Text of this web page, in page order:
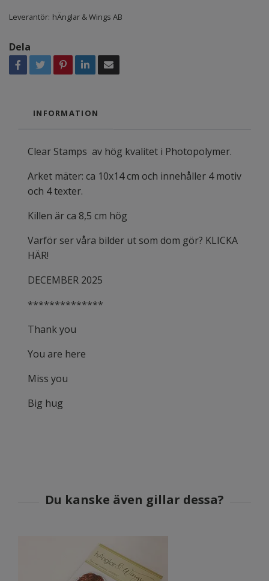
Leverantör: hÄnglar & Wings AB
Dela
INFORMATION
Clear Stamps av hög kvalitet i Photopolymer.
Arket mäter: ca 10x14 cm och innehåller 4 motiv
och 4 texter.
Killen är ca 8,5 cm hög
Varför ser våra bilder ut som dom gör? KLICKA
HÄR!
DECEMBER 2025
**************
Thank you
You are here
Miss you
Big hug